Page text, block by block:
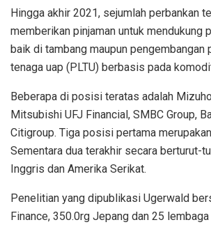
Hingga akhir 2021, sejumlah perbankan
memberikan pinjaman untuk mendukung
baik di tambang maupun
tenaga uap (PLTU) berbasis pada
Beberapa di posisi teratas adalah
Mitsubishi UFJ Financial, SMBC Group,
Citigroup. Tiga posisi pertama
Sementara dua terakhir secara berturut-
Inggris dan Amerika Serikat.
Penelitian yang dipublikasi Ugerwald
Finance, 350.0rg Jepang dan 25